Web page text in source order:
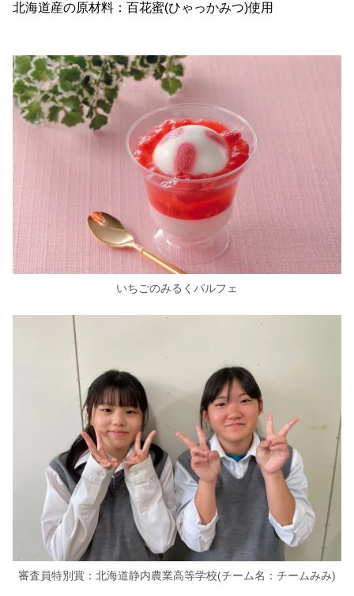
北海道産の原材料：百花蜜(ひゃっかみつ)使用
いちごのみるくパルフェ
審査員特別賞：北海道静内農業高等学校(チーム名：チームみみ)